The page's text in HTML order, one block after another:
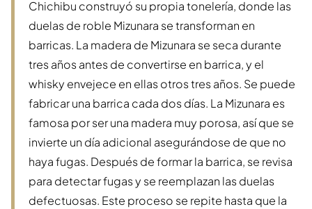
Chichibu construyó su propia tonelería, donde las
duelas de roble Mizunara se transforman en
barricas. La madera de Mizunara se seca durante
tres años antes de convertirse en barrica, y el
whisky envejece en ellas otros tres años. Se puede
fabricar una barrica cada dos días. La Mizunara es
famosa por ser una madera muy porosa, así que se
invierte un día adicional asegurándose de que no
haya fugas. Después de formar la barrica, se revisa
para detectar fugas y se reemplazan las duelas
defectuosas. Este proceso se repite hasta que la